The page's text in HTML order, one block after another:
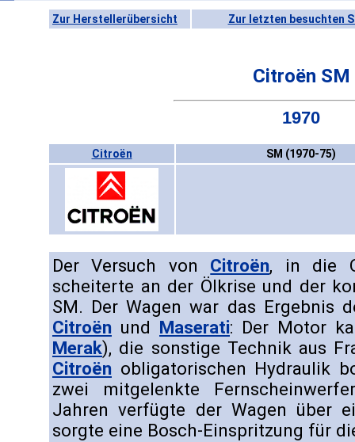
Zur Herstellerübersicht Zur letzten besuchten
Citroën SM
1970
Citroën SM (1970-75)
Der Versuch von Citroën, in die
scheiterte an der Ölkrise und der
SM. Der Wagen war das Ergebnis
Citroën und Maserati: Der Motor
Merak), die sonstige Technik aus
Citroën obligatorischen Hydraulik
zwei mitgelenkte
Jahren verfügte der Wagen über
sorgte eine Bosch-Einspritzung für